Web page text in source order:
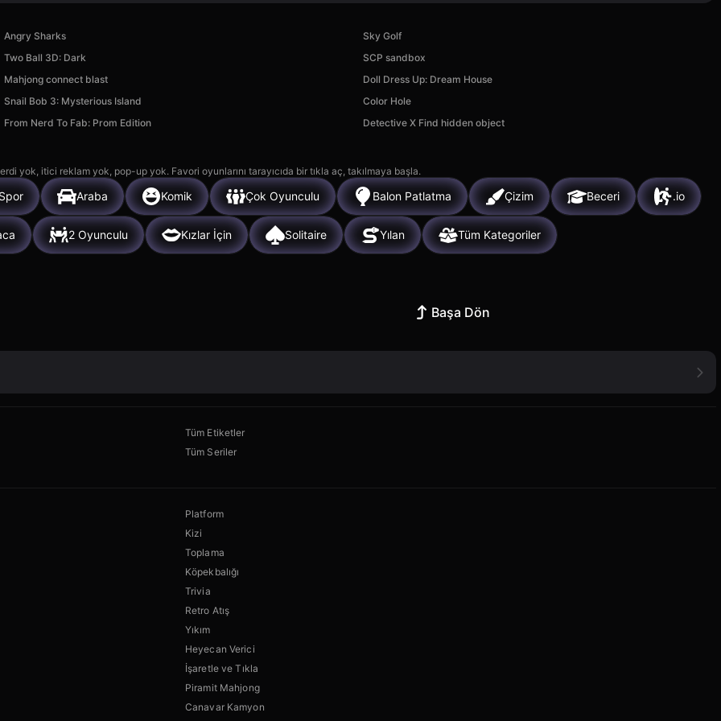
Angry Sharks
Sky Golf
Two Ball 3D: Dark
SCP sandbox
Mahjong connect blast
Doll Dress Up: Dream House
Snail Bob 3: Mysterious Island
Color Hole
From Nerd To Fab: Prom Edition
Detective X Find hidden object
yok, itici reklam yok, pop-up yok. Favori oyunlarını tarayıcıda bir tıkla aç, takılmaya başla.
Araba Komik Çok Oyunculu Balon Patlatma Çizim Beceri .io
2 Oyunculu Kızlar İçin Solitaire Yılan Tüm Kategoriler
Başa Dön
Tüm Etiketler
Tüm Seriler
Platform
Kizi
Toplama
Köpekbalığı
Trivia
Retro Atış
Yıkım
Heyecan Verici
İşaretle ve Tıkla
Piramit Mahjong
Canavar Kamyon